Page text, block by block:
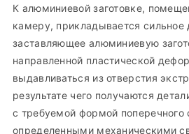
К алюминиевой заготовке,
камеру, прикладывается сильное
заставляющее алюминиевую
направленной пластической
выдавливаться из отверстия
результате чего получаются
с требуемой формой
определенными механическими